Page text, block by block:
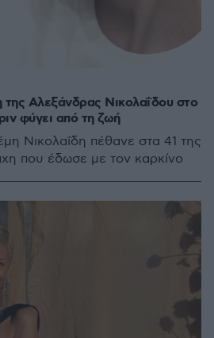
της Αλεξάνδρας Νικολαΐδου στο
φύγει από τη ζωή
Νικολαΐδη πέθανε στα 41 της
που έδωσε με τον καρκίνο